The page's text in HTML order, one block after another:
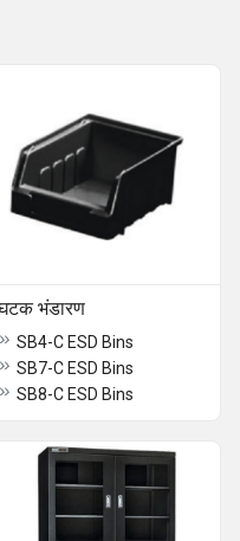
भंडारण
SB4-C ESD Bins
SB7-C ESD Bins
SB8-C ESD Bins